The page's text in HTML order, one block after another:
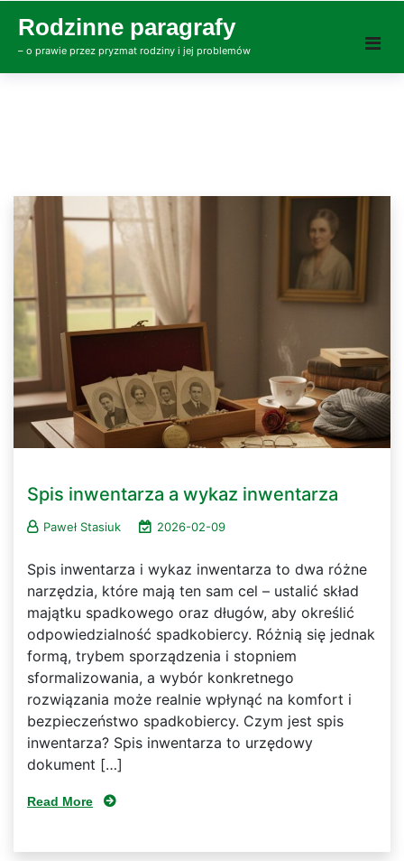
content
Rodzinne paragrafy
– o prawie przez pryzmat rodziny i jej problemów
Spis inwentarza a wykaz inwentarza
Paweł Stasiuk 2026-02-09
Spis inwentarza i wykaz inwentarza to dwa różne
narzędzia, które mają ten sam cel – ustalić skład
majątku spadkowego oraz długów, aby określić
odpowiedzialność spadkobiercy. Różnią się jednak
formą, trybem sporządzenia i stopniem
sformalizowania, a wybór konkretnego
rozwiązania może realnie wpłynąć na komfort i
bezpieczeństwo spadkobiercy. Czym jest spis
inwentarza? Spis inwentarza to urzędowy
dokument […]
Read More